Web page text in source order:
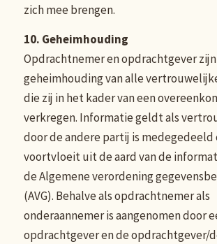
zich mee brengen.
10. Geheimhouding
Opdrachtnemer en opdrachtgever
geheimhouding van alle
die zij in het kader van een
verkregen. Informatie geldt als
door de andere partij is medegedeeld
voortvloeit uit de aard van de
de Algemene verordening
(AVG). Behalve als opdrachtnemer als
onderaannemer is aangenomen door
opdrachtgever en de opdrachtgever/